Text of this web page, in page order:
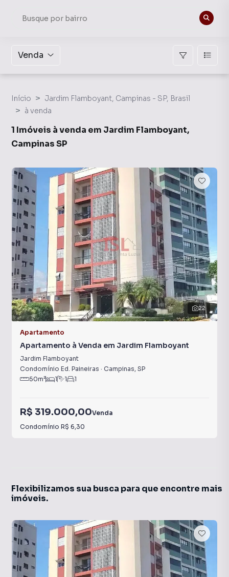
Venda
Início
Jardim Flamboyant, Campinas - SP, Brasil
à venda
1 Imóveis à venda em Jardim Flamboyant,
Campinas SP
22
Apartamento
Apartamento à Venda em Jardim Flamboyant
Jardim Flamboyant
Condomínio Ed. Paineiras · Campinas, SP
50m² 1 1 1
R$ 319.000,00Venda
Condomínio R$ 6,30
Flexibilizamos sua busca para que encontre mais
imóveis.